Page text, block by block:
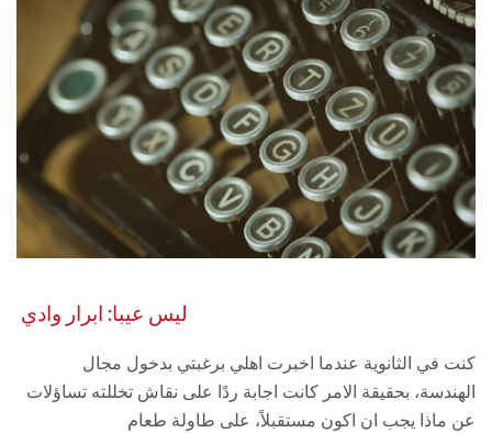
​ ليس عيبا: ابرار وادي
كنت في الثانوية عندما اخبرت اهلي برغبتي بدخول مجال
الهندسة، بحقيقة الامر كانت اجابة ردًا على نقاش تخللته تساؤلات
عن ماذا يجب ان اكون مستقبلاً، على طاولة طعام